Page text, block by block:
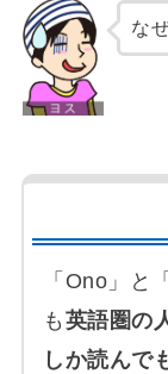
な
「Ono」と
も 英語圏の
しか読んで